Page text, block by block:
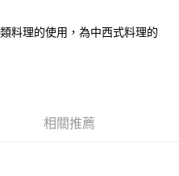
不需儲值。
即可結帳。
。
料理的使用，為中西式料理的
相關推薦